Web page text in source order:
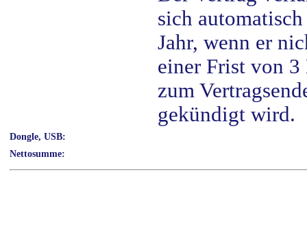
sich
Jahr, wenn er
einer Frist von 3
zum
gekündigt wird.
Dongle, USB:
Nettosumme: